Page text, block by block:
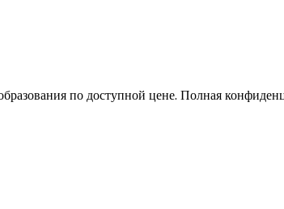
по доступной цене. Полная